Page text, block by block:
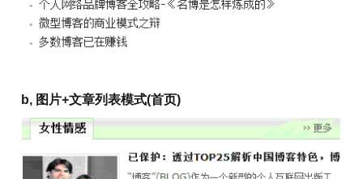
b, 图片+文章列表模式(首页)